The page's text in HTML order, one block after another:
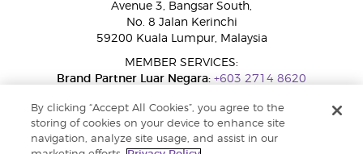
Avenue 3, Bangsar South,
No. 8 Jalan Kerinchi
59200 Kuala Lumpur, Malaysia
MEMBER SERVICES:
Brand Partner Luar Negara: +603 2714 8620
WhatsApp: +60 15 4600 0691
By clicking “Accept All Cookies”, you agree to the
storing of cookies on your device to enhance site
navigation, analyze site usage, and assist in our